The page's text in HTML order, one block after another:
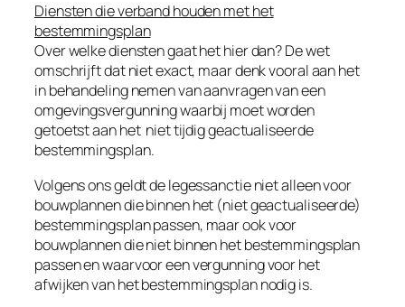
Diensten die verband houden met het
bestemmingsplan
Over welke diensten gaat het hier dan? De wet
omschrijft dat niet exact, maar denk vooral aan het
in behandeling nemen van aanvragen van een
omgevingsvergunning waarbij moet worden
getoetst aan het niet tijdig geactualiseerde
bestemmingsplan.
Volgens ons geldt de legessanctie niet alleen voor
bouwplannen die binnen het (niet geactualiseerde)
bestemmingsplan passen, maar ook voor
bouwplannen die niet binnen het bestemmingsplan
passen en waarvoor een vergunning voor het
afwijken van het bestemmingsplan nodig is.